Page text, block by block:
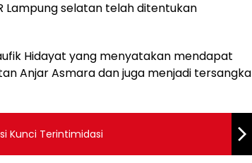
Lampung selatan telah ditentukan
Hidayat yang menyatakan mendapat
Anjar Asmara dan juga menjadi tersangka
Kunci Terintimidasi